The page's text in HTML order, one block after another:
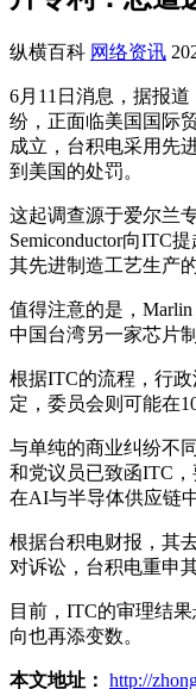
纵横百科 网络资讯
6月11日消息，据报
纷，正面临美国国际
成立，台积电采用先
到美国的处罚。
这起调查源于爱尔兰
Semiconductor向ITC
其先进制造工艺生产
值得注意的是，Marlin
中国台湾另一家芯片
根据ITC的流程，行
定，委员会则可能在
与单纯的商业纠纷不
和党议员已致函ITC
在AI与半导体供应链
根据台积电财报，其
对诉讼，台积电重申
目前，ITC的审理结
向也再添变数。
本文地址： http://